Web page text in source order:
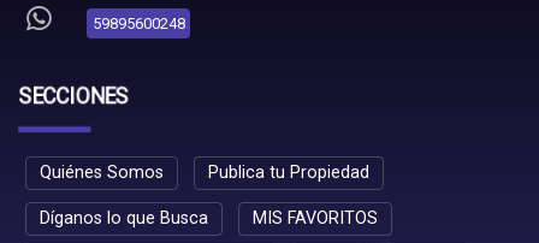
59895600248
SECCIONES
Quiénes Somos Publica tu Propiedad
Díganos lo que Busca MIS FAVORITOS